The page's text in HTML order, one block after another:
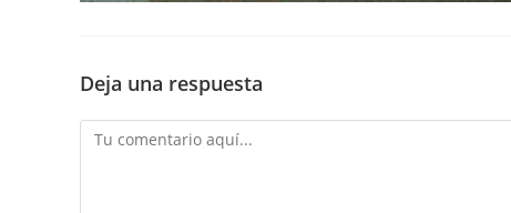
Deja una respuesta